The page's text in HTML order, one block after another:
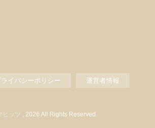
ライバシーポリシー 運営者情報
ヒッツ , 2026 All Rights Reserved.